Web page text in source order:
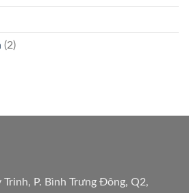
(2)
P. Bình Trưng Đông, Q2,